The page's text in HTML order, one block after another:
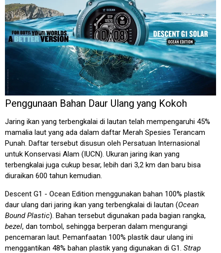
Penggunaan Bahan Daur Ulang yang Kokoh
Jaring ikan yang terbengkalai di lautan telah mempengaruhi 45%
mamalia laut yang ada dalam daftar Merah Spesies Terancam
Punah. Daftar tersebut disusun oleh Persatuan Internasional
untuk Konservasi Alam (IUCN). Ukuran jaring ikan yang
terbengkalai juga cukup besar, lebih dari 3,2 km dan baru bisa
diuraikan 600 tahun kemudian.
Descent G1 - Ocean Edition menggunakan bahan 100% plastik
daur ulang dari jaring ikan yang terbengkalai di lautan (Ocean
Bound Plastic). Bahan tersebut digunakan pada bagian rangka,
bezel, dan tombol, sehingga berperan dalam mengurangi
pencemaran laut. Pemanfaatan 100% plastik daur ulang ini
menggantikan 48% bahan plastik yang digunakan di G1. Strap